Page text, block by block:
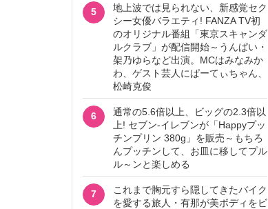
5
地上波では見られない、新感覚セク
シー女優バラエティ! FANZA TV初
のオリジナル番組「東京スキャンダ
ルクラブ」が配信開始～うんぱい・
架乃ゆらなど出演。MCはみなみか
わ、ゲスト芸人にぱーてぃちゃん、
松崎克俊
6
通常の5.6倍以上、ビッグの2.3倍以
上! セブン‐イレブンが「Happyプッ
チンプリン 380g」を販売～もちろ
んプッチンして、お皿に移してプル
ル～ンと楽しめる
7
これまで胸元すら隠してきたバイク
を愛する旅人・有那が美ボディをビ